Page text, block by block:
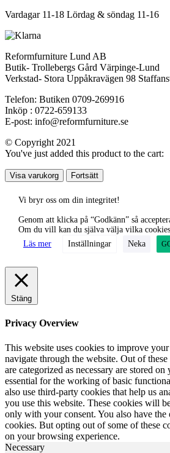
Vardagar 11-18 Lördag & söndag 11-16
Reformfurniture Lund AB
Butik- Trollebergs Gård Värpinge-Lund
Verkstad- Stora Uppåkravägen 98
Telefon: Butiken 0709-269916
Inköp : 0722-659133
E-post: info@reformfurniture.se
© Copyright 2021
You've just added this product to the cart:
Visa varukorg Fortsätt
Vi bryr oss om din integritet!
Genom att klicka på “Godkänn” så
Om du vill kan du själva välja vilka
Läs mer
Inställningar Neka
Stäng
Privacy Overview
This website uses cookies to improve
navigate through the website. Out of
are categorized as necessary are stored
essential for the working of basic
also use third-party cookies that help us
you use this website. These cookies will
only with your consent. You also have
cookies. But opting out of some of these
on your browsing experience.
Necessary